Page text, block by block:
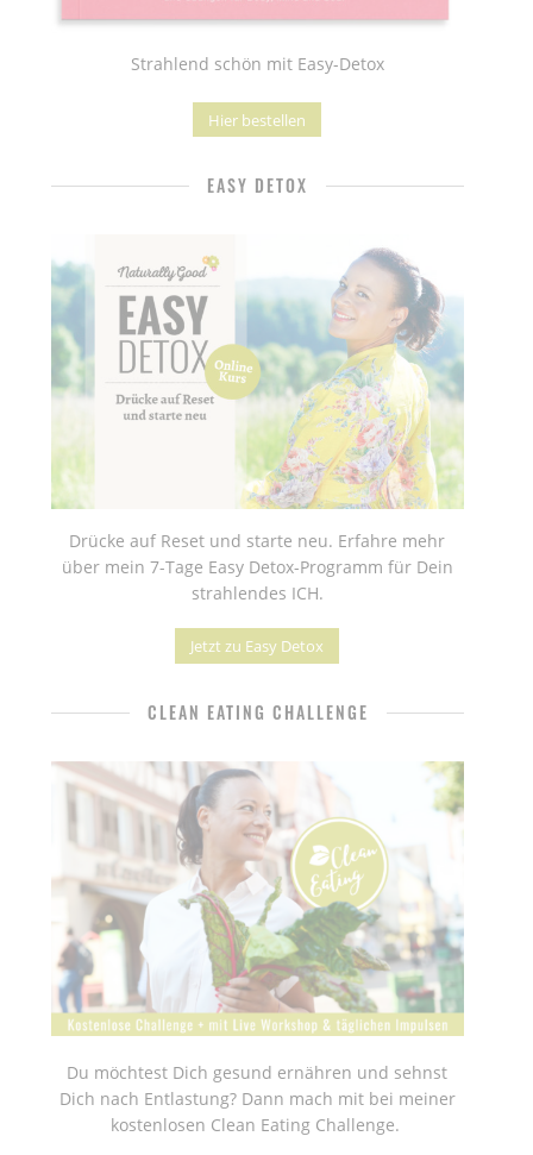
Strahlend schön mit Easy-Detox
Hier bestellen
EASY DETOX
Drücke auf Reset und starte neu. Erfahre mehr
über mein 7-Tage Easy Detox-Programm für Dein
strahlendes ICH.
Jetzt zu Easy Detox
CLEAN EATING CHALLENGE
Du möchtest Dich gesund ernähren und sehnst
Dich nach Entlastung? Dann mach mit bei meiner
kostenlosen Clean Eating Challenge.